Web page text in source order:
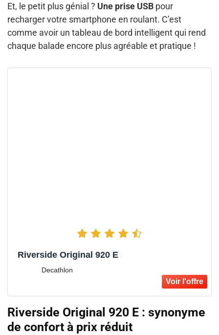
Et, le petit plus génial ? Une prise USB pour
recharger votre smartphone en roulant. C’est
comme avoir un tableau de bord intelligent qui rend
chaque balade encore plus agréable et pratique !
Riverside Original 920 E
Decathlon
Riverside Original 920 E : synonyme
de confort à prix réduit